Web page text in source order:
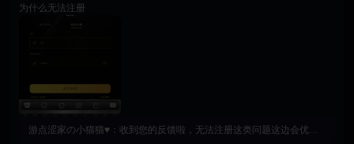
为什么无法注册
游点涩家の小猫猫♥： 收到您的反馈啦，无法注册这类问题这边会优先按异常情况记录处理。请问您现在是否已经联系过客服支持呢？如果后续需要补充注册报错截图、页面提示或相关信息，也可以前往社区小女仆bug收集贴留言，客服同学会尽快帮您排查。